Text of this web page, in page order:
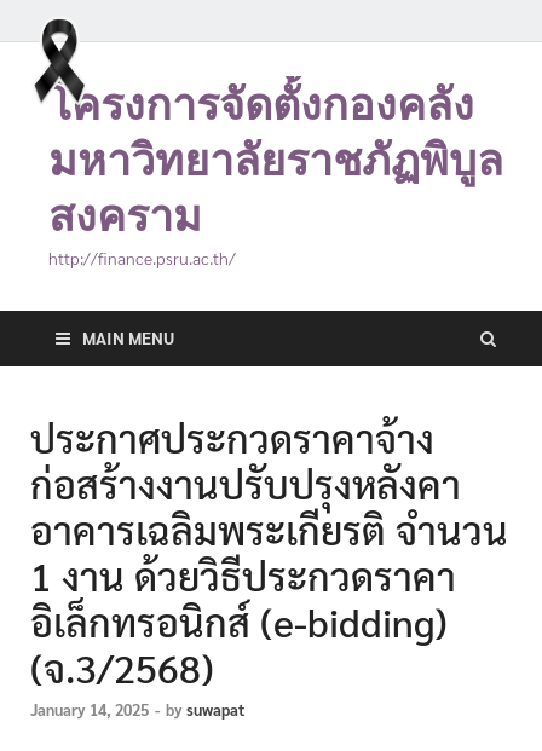
โครงการจัดตั้งกองคลัง
มหาวิทยาลัยราชภัฏพิบูล
สงคราม
http://finance.psru.ac.th/
MAIN MENU
ประกาศประกวดราคาจ้าง
ก่อสร้างงานปรับปรุงหลังคา
อาคารเฉลิมพระเกียรติ จำนวน
1 งาน ด้วยวิธีประกวดราคา
อิเล็กทรอนิกส์ (e-bidding)
(จ.3/2568)
January 14, 2025 - bysuwapat